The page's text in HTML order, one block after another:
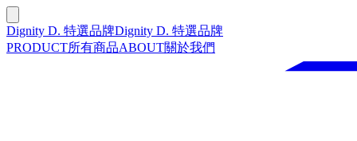
Dignity D. 特選品牌Dignity D. 特選品牌
PRODUCT所有商品ABOUT關於我們